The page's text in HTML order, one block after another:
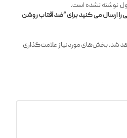
نوشته نشده است.
ارسال می کنید برای “ضد آفتاب روشن
شد.بخش‌های موردنیاز علامت‌گذاری